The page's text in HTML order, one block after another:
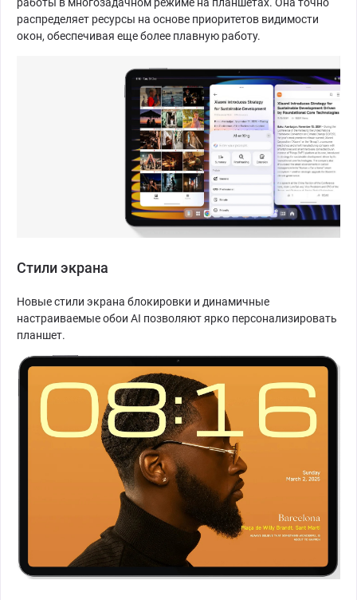
распределяет ресурсы на основе приоритетов видимости
окон, обеспечивая еще более плавную работу.
Стили экрана
Новые стили экрана блокировки и динамичные
настраиваемые обои AI позволяют ярко персонализировать
планшет.